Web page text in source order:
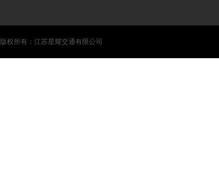
版权所有：江苏星耀交通有限公司